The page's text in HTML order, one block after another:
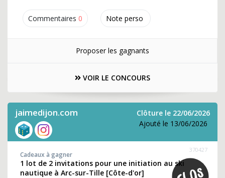
Commentaires 0 Note perso
Proposer les gagnants
VOIR LE CONCOURS
jaimedijon.com
Clôture le 22/06/2026
Ajouté le 13/06/2026
370427
Cadeaux à gagner
1 lot de 2 invitations pour une initiation au ski
nautique à Arc-sur-Tille [Côte-d'or]